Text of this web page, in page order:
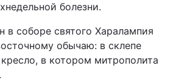
болезни.
в соборе святого Харалампия
обычаю: в склепе
в котором митрополита